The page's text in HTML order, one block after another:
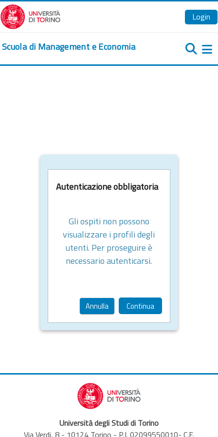
Vai al contenuto principale
Login
Scuola di Management e Economia
Autenticazione obbligatoria
Gli ospiti non possono
visualizzare i profili degli
utenti. Per proseguire è
necessario autenticarsi.
Annulla Continua
Università degli Studi di Torino
Via Verdi, 8 - 10124 Torino - P.I. 02099550010- C.F.